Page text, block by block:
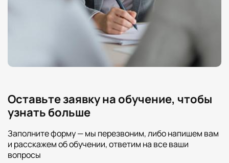
Оставьте заявку на обучение, чтобы
узнать больше
Заполните форму — мы перезвоним, либо напишем вам
и расскажем об обучении, ответим на все ваши
вопросы